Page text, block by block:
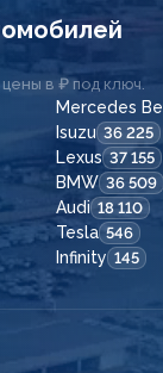
в ₽ под ключ.
Mercedes
Isuzu 36 225
Lexus 37 155
BMW 36 509
Audi 18 110
Tesla 546
Infinity 145